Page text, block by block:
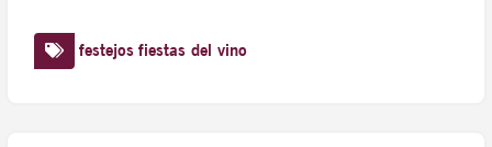
festejos fiestas del vino